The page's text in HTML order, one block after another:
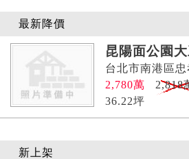
最新降價
昆陽面公園
台北市南港區
2,780萬
2,818
36.22坪
新上架